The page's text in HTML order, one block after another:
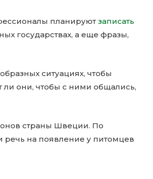
планируютзаписать
государствах, а еще фразы,
ситуациях, чтобы
ли они, чтобы с ними общались,
страны Швеции. По
речь на появление у питомцев